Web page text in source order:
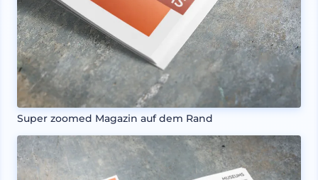
Super zoomed Magazin auf dem Rand